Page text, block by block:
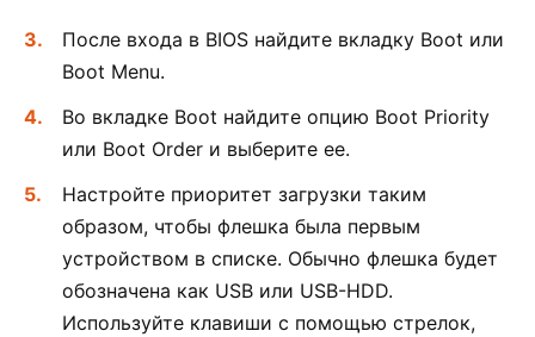
После входа в BIOS найдите вкладку Boot или
Boot Menu.
Во вкладке Boot найдите опцию Boot Priority
или Boot Order и выберите ее.
Настройте приоритет загрузки таким
образом, чтобы флешка была первым
устройством в списке. Обычно флешка будет
обозначена как USB или USB-HDD.
Используйте клавиши с помощью стрелок,